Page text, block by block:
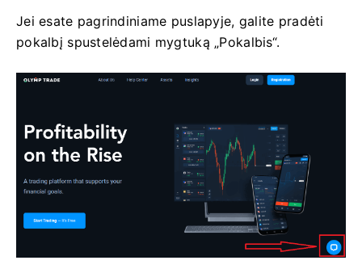
Jei esate pagrindiniame puslapyje, galite pradėti
pokalbį spustelėdami mygtuką „Pokalbis“.